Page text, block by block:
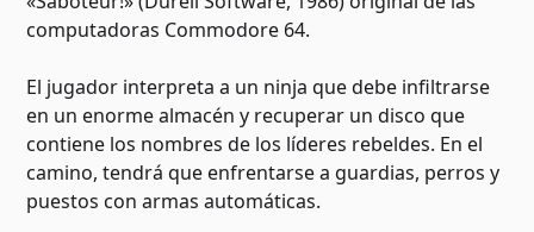
computadoras Commodore 64.
El jugador interpreta a un ninja que debe infiltrarse
en un enorme almacén y recuperar un disco que
contiene los nombres de los líderes rebeldes. En el
camino, tendrá que enfrentarse a guardias, perros y
puestos con armas automáticas.